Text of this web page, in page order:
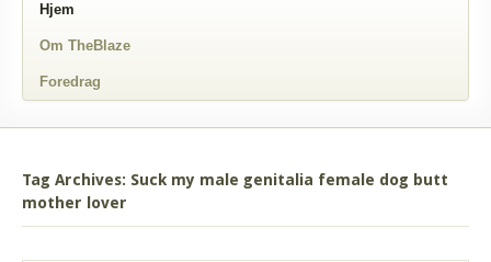
Hjem
Om TheBlaze
Foredrag
Tag Archives: Suck my male genitalia female dog butt
mother lover